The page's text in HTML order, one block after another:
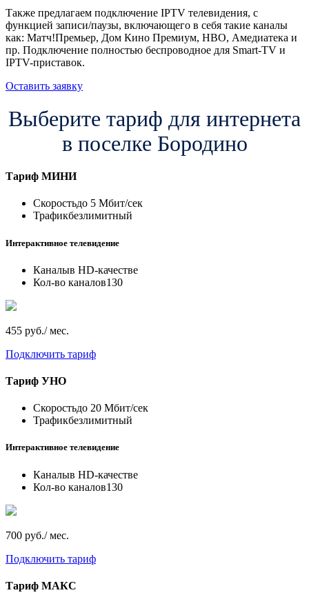
Также предлагаем подключение IPTV телевидения, с
функцией записи/паузы, включающего в себя такие каналы
как: Матч!Премьер, Дом Кино Премиум, HBO, Амедиатека и
пр. Подключение полностью беспроводное для Smart-TV и
IPTV-приставок.
Оставить заявку
Выберите тариф для интернета
в поселке Бородино
Тариф МИНИ
Скоростьдо 5 Мбит/сек
Трафикбезлимитный
Интерактивное телевидение
Каналыв HD-качестве
Кол-во каналов130
455 руб./ мес.
Подключить тариф
Тариф УНО
Скоростьдо 20 Мбит/сек
Трафикбезлимитный
Интерактивное телевидение
Каналыв HD-качестве
Кол-во каналов130
700 руб./ мес.
Подключить тариф
Тариф МАКС